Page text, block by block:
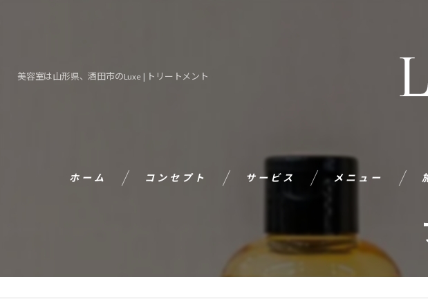
美容室は山形県、酒田市のLuxe | トリートメント
ホーム コンセプト サービス メニュー